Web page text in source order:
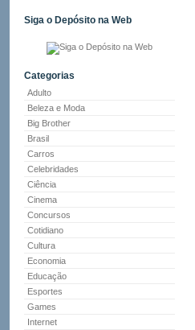
Siga o Depósito na Web
Categorias
Adulto
Beleza e Moda
Big Brother
Brasil
Carros
Celebridades
Ciência
Cinema
Concursos
Cotidiano
Cultura
Economia
Educação
Esportes
Games
Internet